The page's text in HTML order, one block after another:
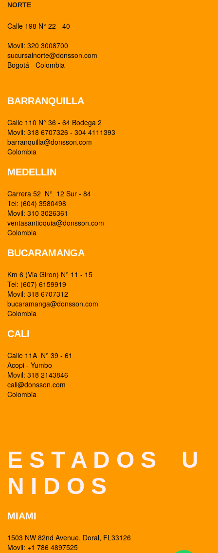
NORTE
Calle 198 N° 22 - 40
Movil: 320 3008700
sucursalnorte@donsson.com
Bogotá - Colombia
BARRANQUILLA
Calle 110 N° 36 - 64 Bodega 2
Movil: 318 6707326 - 304 4111393
barranquilla@donsson.com
Colombia
MEDELLIN
Carrera 52 N° 12 Sur - 84
Tel: (604) 3580498
Movil: 310 3026361
ventasantioquia@donsson.com
Colombia
BUCARAMANGA
Km 6 (Via Giron) N° 11 - 15
Tel: (607) 6159919
Movil: 318 6707312
bucaramanga@donsson.com
Colombia
CALI
Calle 11A N° 39 - 61
Acopi - Yumbo
Movil: 318 2143846
cali@donsson.com
Colombia
E S T A D O S U
N I D O S
MIAMI
1503 NW 82nd Avenue, Doral, FL33126
Movil: +1 786 4897525